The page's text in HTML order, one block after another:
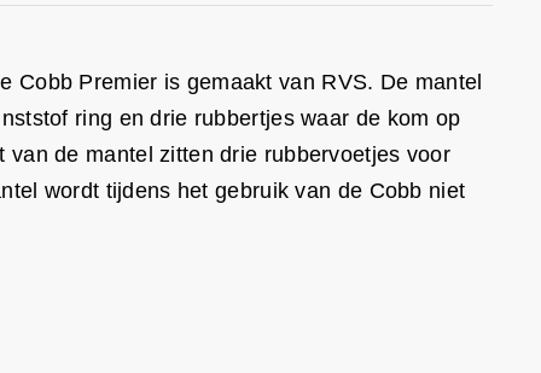
Cobb Premier is gemaakt van RVS. De mantel
ring en drie rubbertjes waar de kom op
van de mantel zitten drie rubbervoetjes voor
wordt tijdens het gebruik van de Cobb niet